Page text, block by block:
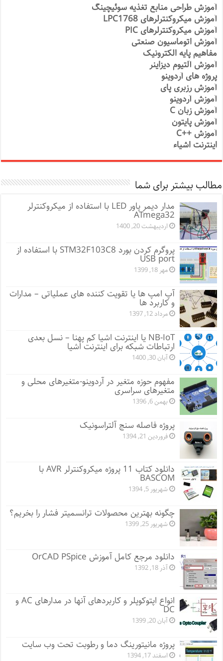
آموزش طراحی منابع تغذیه سوئیچینگ
آموزش میکروکنترلرهای LPC1768
آموزش میکروکنترلرهای PIC
آموزش اتوماسیون صنعتی
مفاهیم پایه الکترونیک
آموزش آلتیوم دیزاینر
پروژه های آردوینو
آموزش رزبری پای
آموزش آردوینو
آموزش زبان C
آموزش پایتون
آموزش ++C
اینترنت اشیاء
مطالب بیشتر برای شما
مدار دیمر پاور LED با استفاده از میکروکنترلر
ATmega32
اردیبهشت 20, 1400
پروگرم کردن بورد STM32F103C8 با استفاده از
USB port
مهر 18, 1399
آپ امپ ها یا تقویت کننده های عملیاتی – مدارات
و کاربرد ها
مرداد 12, 1397
NB-IoT یا اینترنت اشیا کم پهنا – نسل بعدی
ارتباطات شبکه برای اینترنت اشیا
آبان 30, 1400
مفهوم حوزه متغیر در آردوینو-متغیرهای محلی و
متغیرهای سراسری
بهمن 6, 1396
پروژه فاصله سنج آلتراسونیک
فروردین 21, 1394
دانلود کتاب 11 پروژه میکروکنترلر AVR با
BASCOM
شهریور 5, 1394
چگونه بهترین محصولات ترانسمیتر فشار را بخریم؟
شهریور 25, 1399
دانلود مرجع کامل آموزش OrCAD PSpice
آذر 18, 1392
انواع اپتوکوپلر و کاربردهای آنها در مدارهای AC و
DC
آبان 20, 1399
پروژه مانيتورينگ دما و رطوبت تحت وب سایت
اسفند 17, 1394